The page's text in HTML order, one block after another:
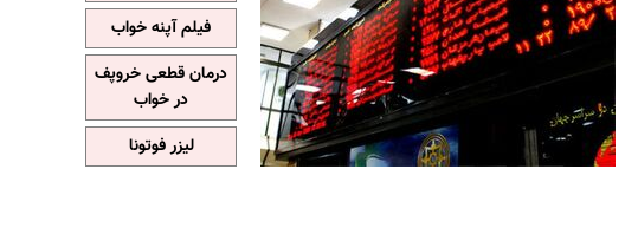
فیلم آپنه خواب
درمان قطعی خروپف
در خواب
لیزر فوتونا